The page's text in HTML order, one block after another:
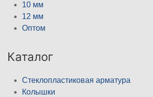
10 мм
12 мм
Оптом
Каталог
Стеклопластиковая арматура
Колышки